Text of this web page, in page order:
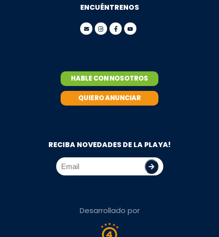
ENCUÉNTRENOS
HABLE CON NOSOTROS
QUIERO ANUNCIAR
RECIBA NOVEDADES DE LA PLAYA!
Desarrollado por